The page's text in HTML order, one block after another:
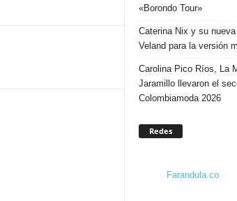
«Borondo Tour»
Caterina Nix y su
Veland para la versión
Carolina Pico Ríos, La
Jaramillo llevaron el
Colombiamoda 2026
Redes
Farandula.co